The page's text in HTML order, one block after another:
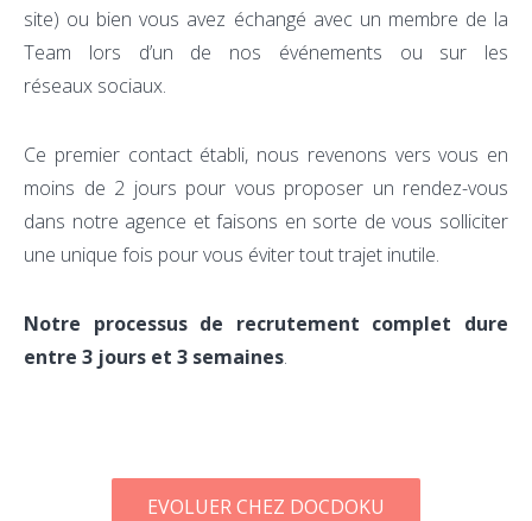
site) ou bien vous avez échangé avec un membre de la
Team lors d’un de nos événements ou sur les
réseaux sociaux.
Ce premier contact établi, nous revenons vers vous en
moins de 2 jours pour vous proposer un rendez-vous
dans notre agence et faisons en sorte de vous solliciter
une unique fois pour vous éviter tout trajet inutile.
Notre processus de recrutement complet dure
entre 3 jours et 3 semaines.
EVOLUER CHEZ DOCDOKU